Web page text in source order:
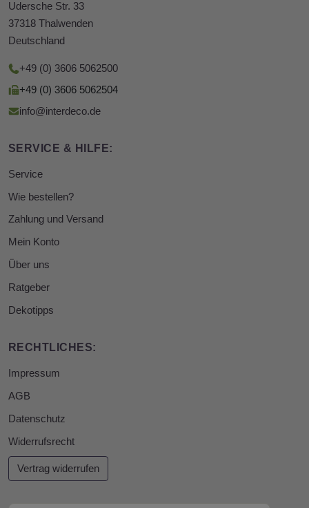
Udersche Str. 33
37318 Thalwenden
Deutschland
+49 (0) 3606 5062500
+49 (0) 3606 5062504
info@interdeco.de
SERVICE & HILFE:
Service
Wie bestellen?
Zahlung und Versand
Mein Konto
Über uns
Ratgeber
Dekotipps
RECHTLICHES:
Impressum
AGB
Datenschutz
Widerrufsrecht
Vertrag widerrufen